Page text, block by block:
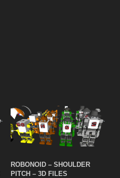
ROBONOID – SHOULDER
PITCH – 3D FILES